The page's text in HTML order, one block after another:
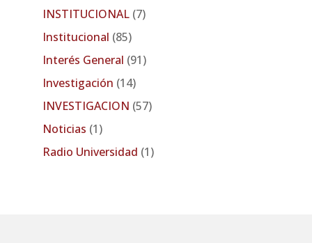
INSTITUCIONAL(7)
Institucional (85)
Interés General (91)
Investigación (14)
INVESTIGACION (57)
Noticias (1)
Radio Universidad (1)